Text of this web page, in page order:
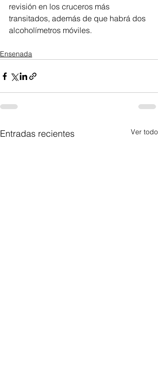
revisión en los cruceros más
transitados, además de que habrá dos
alcoholímetros móviles.
Ensenada
Entradas recientes Ver todo